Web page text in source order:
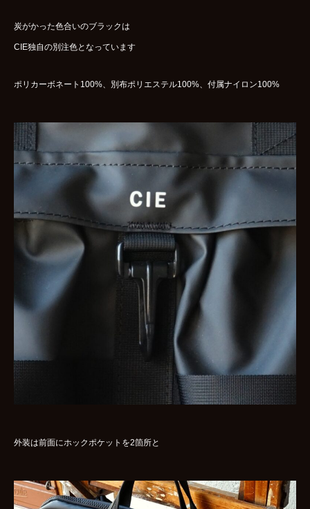
炭がかった色合いのブラックは
CIE独自の別注色となっています
ポリカーボネート100%、別布ポリエステル100%、付属ナイロン100%
外装は前面にホックポケットを2箇所と